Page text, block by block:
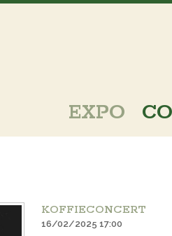
EXPO
KOFFIECONCERT
16/02/2025 17:00